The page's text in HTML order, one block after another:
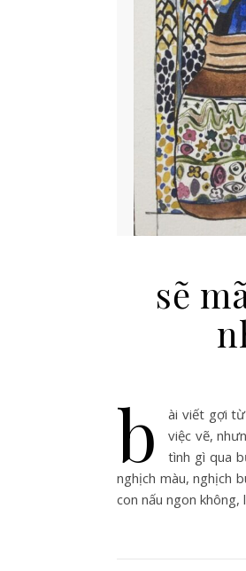
sẽ
b
ài viết gợi
việc vẽ,
tình gì qua
nghịch màu, nghịch
con nấu ngon không,